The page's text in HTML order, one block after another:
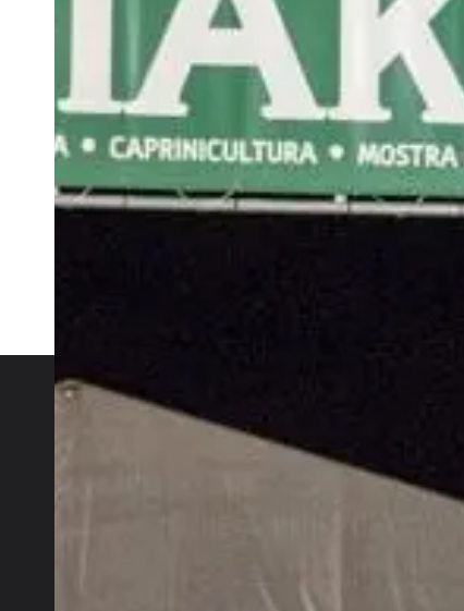
Contactos Gerais
(Chamada para a rede
e móvel
e fixa